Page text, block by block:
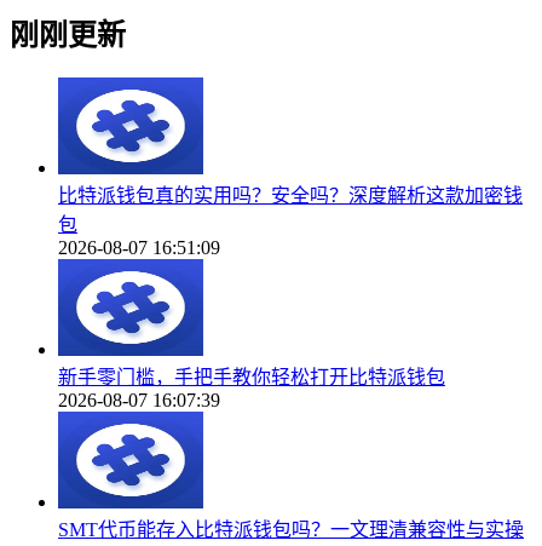
刚刚更新
比特派钱包真的实用吗？安全吗？深度解析这款加密钱
包
2026-08-07 16:51:09
新手零门槛，手把手教你轻松打开比特派钱包
2026-08-07 16:07:39
SMT代币能存入比特派钱包吗？一文理清兼容性与实操